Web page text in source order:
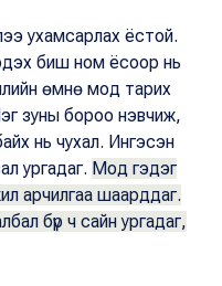
ухамсарлах ёстой.
биш ном ёсоор нь
өмнө мод тарих
зуны бороо нэвчиж,
нь чухал. Ингэсэн
ургадаг. Мод гэдэг
арчилгаа шаарддаг.
бүр ч сайн ургадаг,